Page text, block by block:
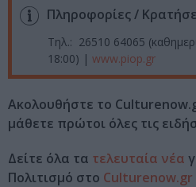
Πληροφορίες /
Τηλ.: 26510 64065
18:00) | www.piop.gr
Ακολουθήστε το
μάθετε πρώτοι όλες τις
Δείτε όλα τα τελευταία νέα
Πολιτισμό στο Culturenow.gr